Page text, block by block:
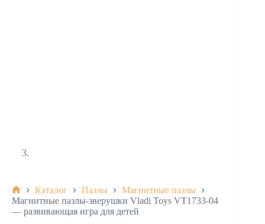
Каталог Пазлы
Магнитные пазлы
Магнитные пазлы-зверушки Vladi Toys VT1733-04
— развивающая игра для детей